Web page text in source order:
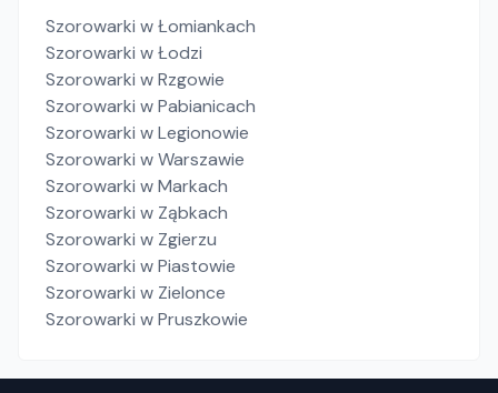
Szorowarki w Łomiankach
Szorowarki w Łodzi
Szorowarki w Rzgowie
Szorowarki w Pabianicach
Szorowarki w Legionowie
Szorowarki w Warszawie
Szorowarki w Markach
Szorowarki w Ząbkach
Szorowarki w Zgierzu
Szorowarki w Piastowie
Szorowarki w Zielonce
Szorowarki w Pruszkowie